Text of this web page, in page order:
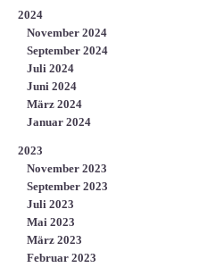
2024
November 2024
September 2024
Juli 2024
Juni 2024
März 2024
Januar 2024
2023
November 2023
September 2023
Juli 2023
Mai 2023
März 2023
Februar 2023